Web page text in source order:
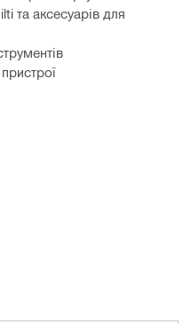
та аксесуарів для